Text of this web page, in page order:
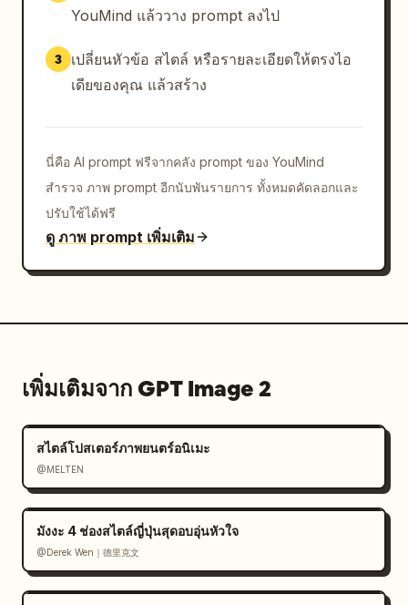
เท่านั้นที่เคลื่อนไหว ก้าวผ่านท่าฟันที่เตรียมไว้ท่ามกลางศัตรู
ขาวดำ","camera":"ภาพแอ็กชันปานกลาง"},
{"title":"CUT7：เคลื่อนที่ความเร็วสูงพิเศษ (กล้อง
แบบรัศมีขาวดำ","camera":"ภาพติดตามการ
เคลื่อนไหว"},{"title":"CUT8：ฟันหลอกเสร็จ
สิ้น","scene":"ฮีโร่กลับมาที่ศูนย์กลางหลังจากทำท่าฟัน
หลอกทั้งหมดรอบศัตรูทุกตัว มวลหมึกก่อตัวเป็นกระแสน้ำวน
กลาง"},{"title":"CUT9：ยกเลิกบัลเล็ต
ที่มุ่งมั่นมองไปข้างหน้า ผ้าพันคอสีแดงเด่นชัด เป็นสัญญาณ
ระเบิด","scene":"การระเบิดแบบพาโนรามาครั้งใหญ่เมื่อ
สีม่วงแดง, สีฟ้า, และสีม่วง ที่สว่างสดใส และรอยหมึก
ระเบิดที่กระจายออกจากฮีโร่ตัวจิ๋วที่อยู่ตรง
กลาง","camera":"ภาพพาโนรามามุมกว้างพิเศษ"},
{"title":"CUT11：ความเงียบหลังศึก","scene":"หลัง
อย่างผู้ชนะในภูมิทัศน์ภาพวาดหมึกกว้างใหญ่ พร้อมรอยสี
นีออนที่จางหายไปในสายหมอก","camera":"ภาพมุมกว้าง
YouMind แล้ววาง prompt ลงไป
3
เปลี่ยนหัวข้อ สไตล์ หรือรายละเอียดให้ตรงไอ
เดียของคุณ แล้วสร้าง
นี่คือ AI prompt ฟรีจากคลัง prompt ของ YouMind
สำรวจ ภาพ prompt อีกนับพันรายการ ทั้งหมดคัดลอกและ
ปรับใช้ได้ฟรี
ดู ภาพ prompt เพิ่มเติม
เพิ่มเติมจาก GPT Image 2
สไตล์โปสเตอร์ภาพยนตร์อนิเมะ
@MELTEN
มังงะ 4 ช่องสไตล์ญี่ปุ่นสุดอบอุ่นหัวใจ
@Derek Wen｜德里克文